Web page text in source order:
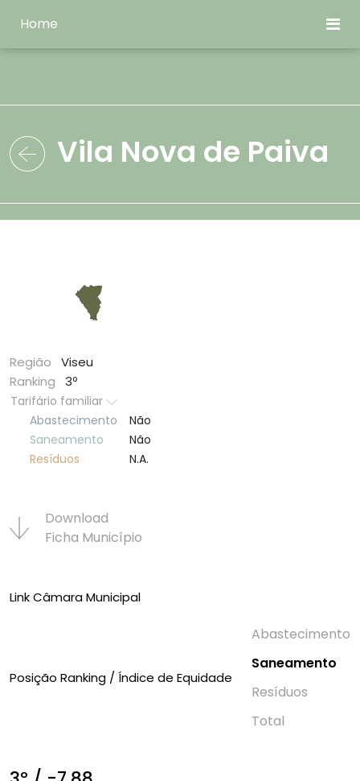
Home
Vila Nova de Paiva
Região
Viseu
Ranking
3º
Tarifário familiar
Abastecimento
Não
Saneamento
Não
Resí­duos
N.A.
Download
Ficha Municí­pio
Link Câmara Municipal
Posição Ranking / Índice de Equidade
Abastecimento
Saneamento
Resí­duos
Total